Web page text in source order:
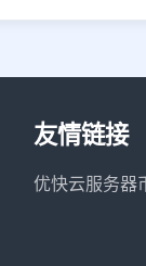
友情链接
优快云服务器